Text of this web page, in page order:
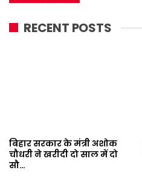
RECENT POSTS
बिहार सरकार के मंत्री अशोक
चौधरी ने खरीदी दो साल में दो
सौ…